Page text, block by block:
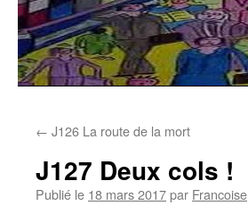
← J126 La route de la mort
J127 Deux cols !
Publié le 18 mars 2017par Francoise